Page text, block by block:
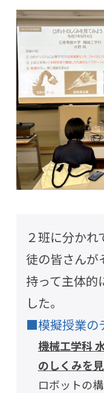
２班に分か
徒の皆さんが
持って主体的
した。
■模擬授業の
機械工学科
のしくみを
ロボットの